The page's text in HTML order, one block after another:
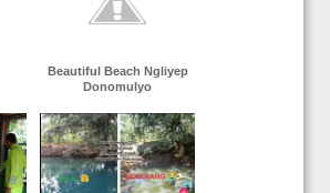
Beautiful Beach Ngliyep
Donomulyo